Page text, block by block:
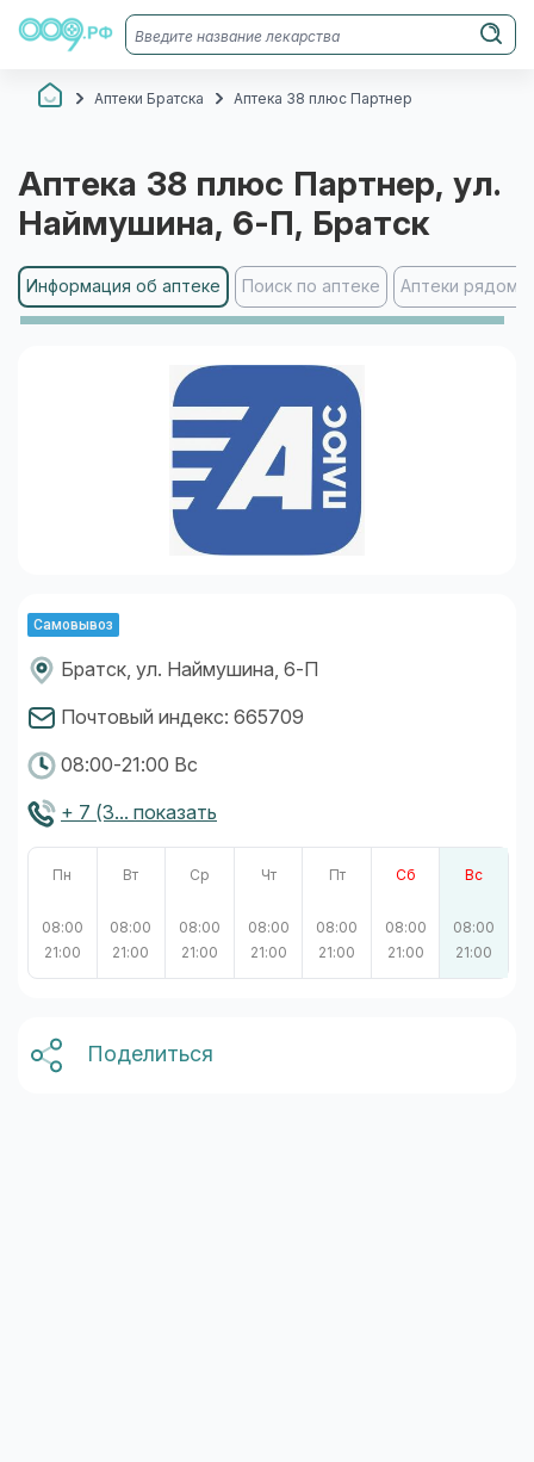
Аптеки Братска Аптека 38 плюс Партнер
Аптека 38 плюс Партнер, ул.
Наймушина, 6-П, Братск
Информация об аптеке Поиск по аптеке Аптеки рядом
Самовывоз
Братск, ул. Наймушина, 6-П
Почтовый индекс: 665709
08:00-21:00 Вс
+ 7 (3... показать
Пн
08:00
21:00
Вт
08:00
21:00
Ср
08:00
21:00
Чт
08:00
21:00
Пт
08:00
21:00
Сб
08:00
21:00
Вс
08:00
21:00
Поделиться